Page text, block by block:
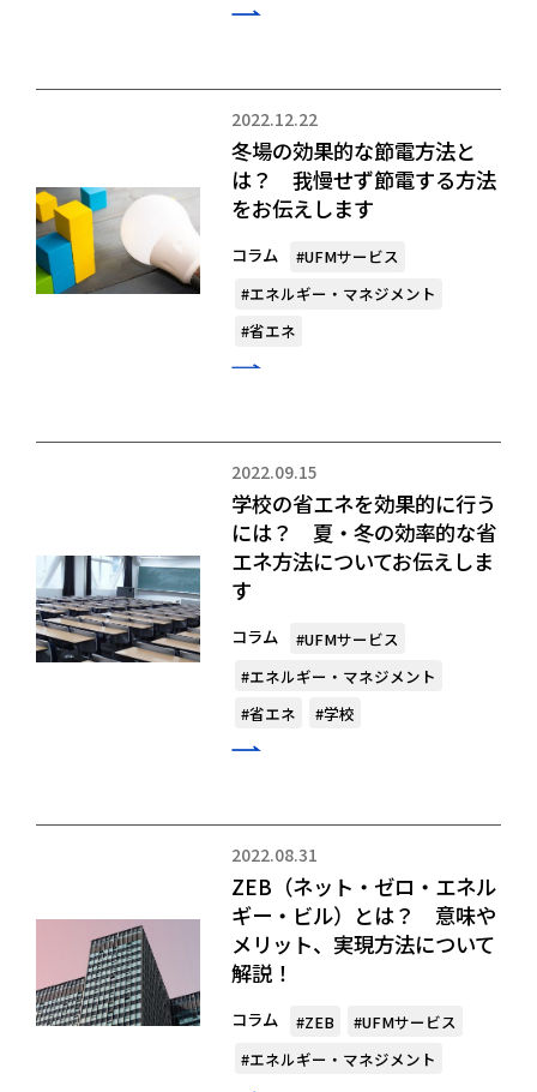
2022.12.22
冬場の効果的な節電方法と
は？ 我慢せず節電する方法
をお伝えします
コラム
#UFMサービス
#エネルギー・マネジメント
#省エネ
2022.09.15
学校の省エネを効果的に行う
には？ 夏・冬の効率的な省
エネ方法についてお伝えしま
す
コラム
#UFMサービス
#エネルギー・マネジメント
#省エネ
#学校
2022.08.31
ZEB（ネット・ゼロ・エネル
ギー・ビル）とは？ 意味や
メリット、実現方法について
解説！
コラム #ZEB
#UFMサービス
#エネルギー・マネジメント